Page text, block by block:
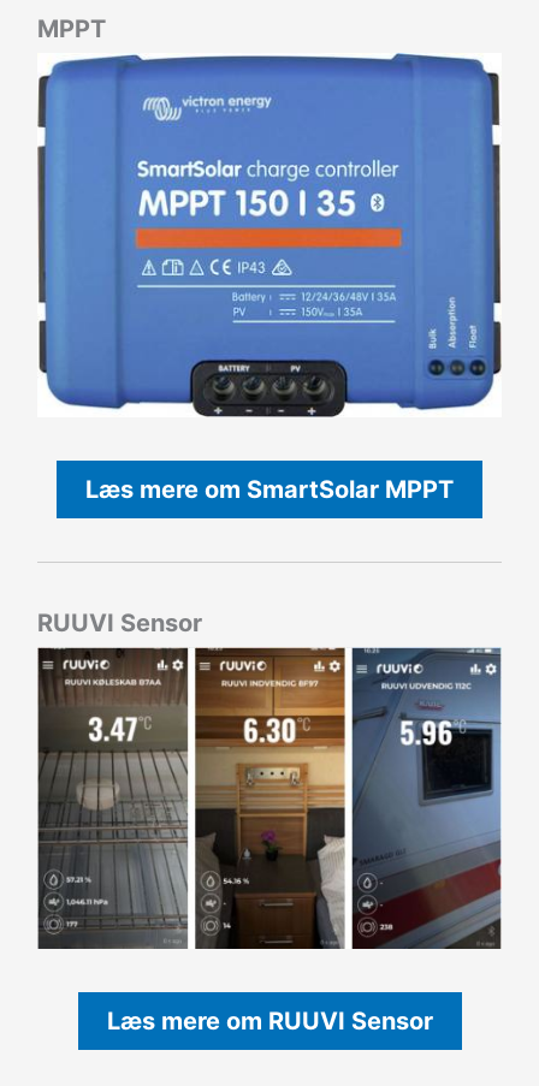
MPPT
Læs mere om SmartSolar MPPT
RUUVI Sensor
Læs mere om RUUVI Sensor